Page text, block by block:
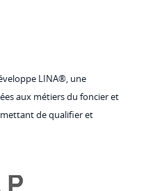
LINA®, une
aux métiers du foncier et
de qualifier et